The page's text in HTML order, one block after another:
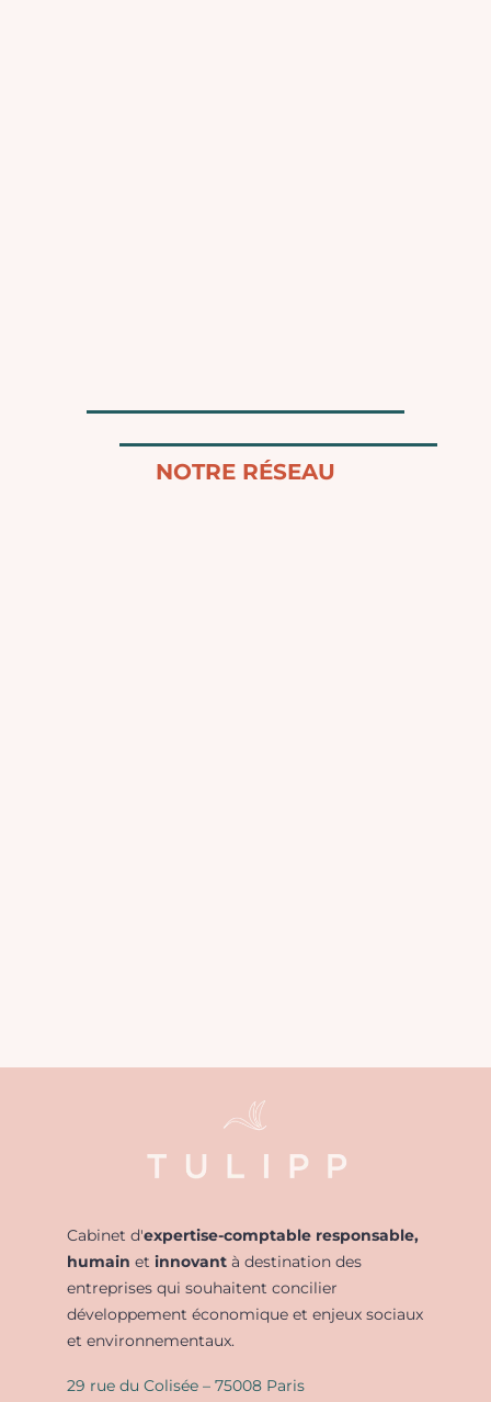
Cabinet d'expertise-comptable responsable,
humain et innovant à destination des
entreprises qui souhaitent concilier
développement économique et enjeux sociaux
et environnementaux.
29 rue du Colisée – 75008 Paris
NOTRE RÉSEAU